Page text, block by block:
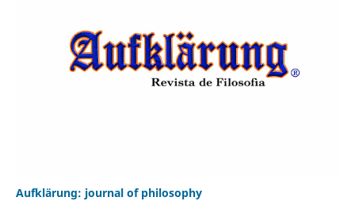
Aufklärung: journal of philosophy